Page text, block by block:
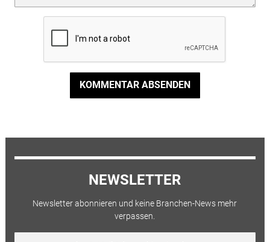
KOMMENTAR ABSENDEN
NEWSLETTER
Newsletter abonnieren und keine Branchen-News mehr
verpassen.